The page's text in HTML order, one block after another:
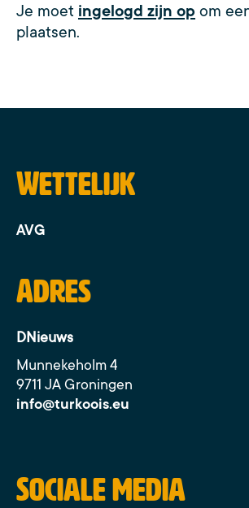
Je moet ingelogd zijn op om
plaatsen.
Wettelijk
AVG
Adres
DNieuws
Munnekeholm 4
9711 JA Groningen
info@turkoois.eu
Sociale media